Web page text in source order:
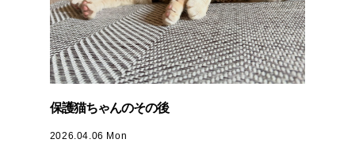
保護猫ちゃんのその後
2026.04.06 Mon